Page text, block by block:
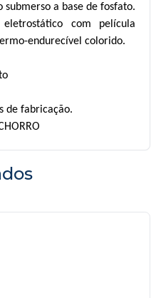
submerso a base de fosfato.
com película
endurecível colorido.
de fabricação.